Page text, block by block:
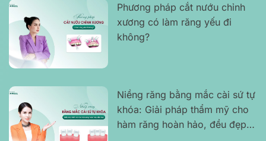
Phương pháp cắt nướu chỉnh
xương có làm răng yếu đi
không?
Niềng răng bằng mắc cài sứ tự
khóa: Giải pháp thẩm mỹ cho
hàm răng hoàn hảo, đều đẹp,